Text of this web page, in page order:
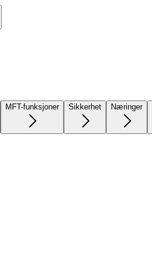
MFT-funksjoner Sikkerhet Næringer